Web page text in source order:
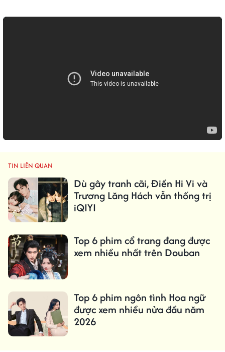
TIN LIÊN QUAN
Dù gây tranh cãi, Điền Hi Vi và
Trương Lăng Hách vẫn thống trị
iQIYI
Top 6 phim cổ trang đang được
xem nhiều nhất trên Douban
Top 6 phim ngôn tình Hoa ngữ
được xem nhiều nửa đầu năm
2026